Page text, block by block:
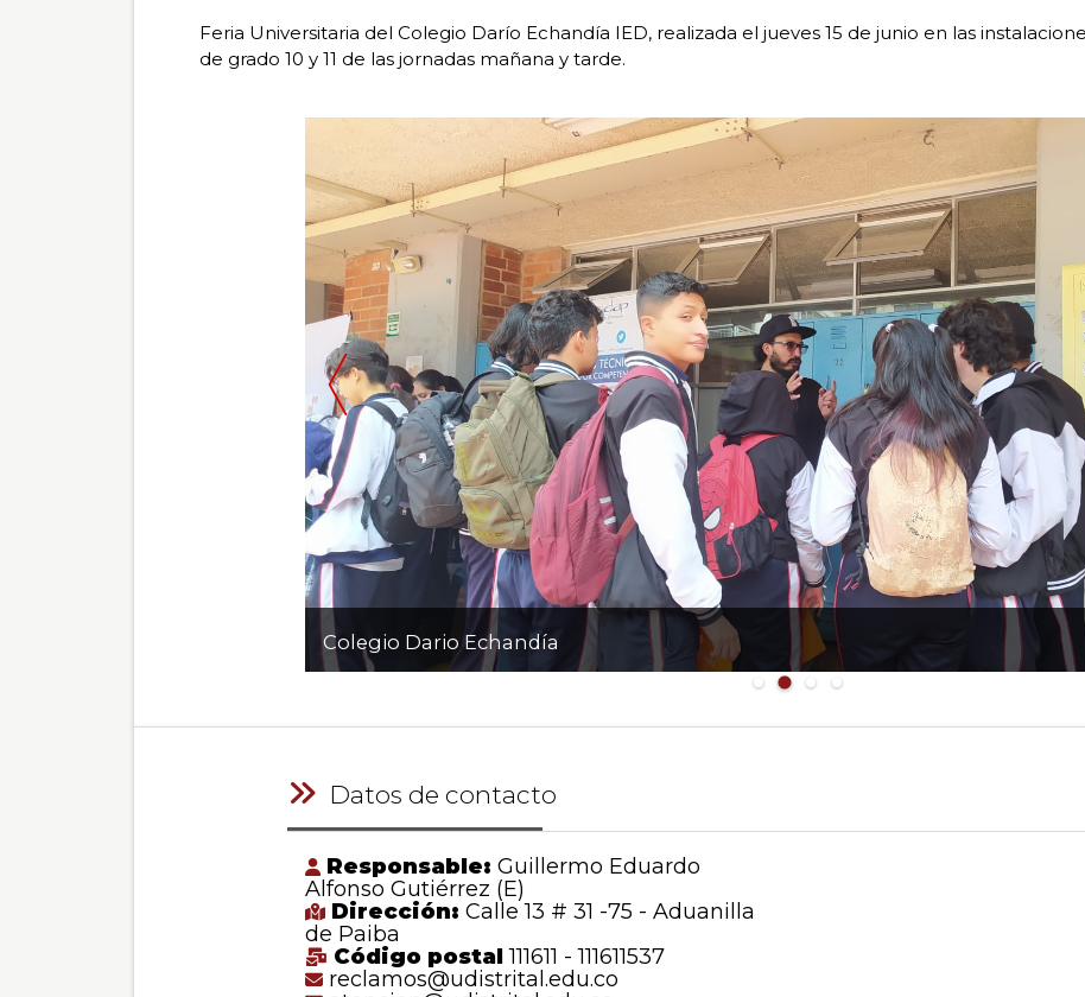
Feria Universitaria del Colegio Darío Echandía IED, realizada el jueves 15 de junio en las
de grado 10 y 11 de las jornadas mañana y tarde.
Colegio Dario Echandía
Datos de contacto
Responsable: Guillermo Eduardo
Alfonso Gutiérrez (E)
Dirección: Calle 13 # 31 -75 - Aduanilla
de Paiba
Código postal111611 - 111611537
reclamos@udistrital.edu.co